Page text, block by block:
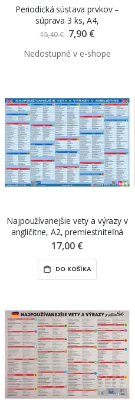
Periodická sústava prvkov –
súprava 3 ks, A4,
premiestniteľné nálepky ŠEVT
15,40 € Znížená
cena
7,90 €
Najpoužívanejšie vety a výrazy v
angličitne, A2, premiestniteľná
nálepka ŠEVT NANO print
17,00 €
DO KOŠÍKA